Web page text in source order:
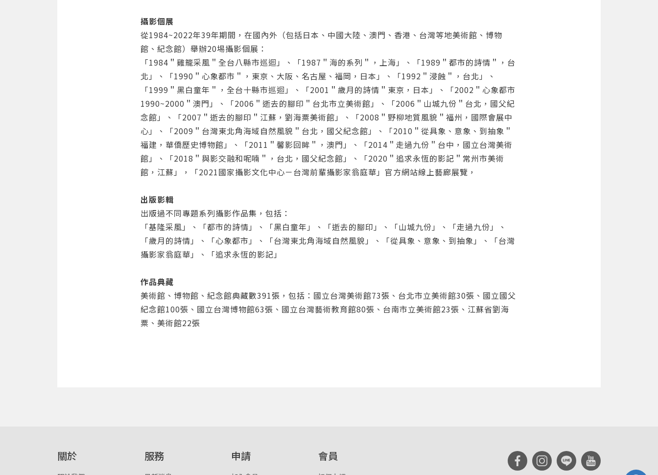
或 或
按下註冊即代表你同意我們的 使用者條款與隱私權政策 。
重設密碼
點擊下方「確定」將前一位使用者強制登出。
取消
攝影個展
從1984~2022年39年期間，在國內外（包括日本、中國大陸、澳門、香港、台灣等地美術館、博物
館、紀念館）舉辦20埸攝影個展：
「1984＂雞籠采風＂全台八縣市巡迴」、「1987＂海的系列＂，上海」、「1989＂都市的詩情＂，台
北」、「1990＂心象都市＂，東京、大阪、名古屋、福岡，日本」、「1992＂浸蝕＂，台北」、
「1999＂黑白童年＂，全台十縣市巡迴」、「2001＂歲月的詩情＂東京，日本」、「2002＂心象都市
1990~2000＂澳門」、「2006＂逝去的腳印＂台北市立美術館」、「2006＂山城九份＂台北，國父紀
念館」、「2007＂逝去的腳印＂江蘇，劉海粟美術館」、「2008＂野柳地質風貌＂福州，國際會展中
心」、「2009＂台灣東北角海域自然風貌＂台北，國父紀念館」、「2010＂從具象、意象、到抽象＂
福建，華僑歷史博物館」、「2011＂馨影回眸＂，澳門」、「2014＂走過九份＂台中，國立台灣美術
館」、「2018＂與影交融和呢喃＂，台北，國父紀念館」、「2020＂追求永恆的影記＂常州市美術
館，江蘇」，「2021國家攝影文化中心－台灣前輩攝影家翁庭華」官方網站線上藝廊展覽，
出版影輯
出版過不同專題系列攝影作品集，包括：
「基隆采風」、「都市的詩情」、「黑白童年」、「逝去的腳印」、「山城九份」、「走過九份」、
「歲月的詩情」、「心象都市」、「台灣東北角海域自然風貌」、「從具象、意象、到抽象」、「台灣
攝影家翁庭華」、「追求永恆的影記」
作品典藏
美術館、博物館、紀念館典藏數391張，包括：國立台灣美術館73張、台北市立美術館30張、國立國父
紀念館100張、國立台灣博物館63張、國立台灣藝術教育館80張、台南市立美術館23張、江蘇省劉海
粟、美術館22張
關於 服務 申請 會員